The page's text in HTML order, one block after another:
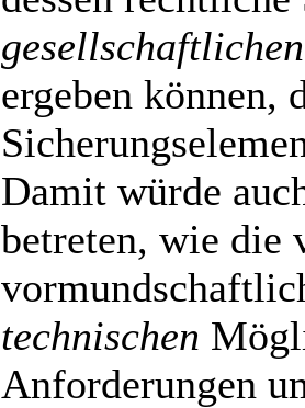
ergeben können,
Damit würde
betreten, wie die
technischen
Anforderungen